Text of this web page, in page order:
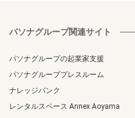
パソナグループ関連サイト
パソナグループの起業家支援
パソナグループプレスルーム
ナレッジバンク
レンタルスペース Annex Aoyama